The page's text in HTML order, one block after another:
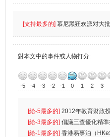
[支持最多的] 慕尼黑狂欢派对大
對本文中的事件或人物打分:
-5 -4 -3 -2 -1 0 1 2 3
[給-5最多的] 2012年教育财政
首位
[給-3最多的] 倡議三查優化精
生
[給-1最多的] 香港易事泊（